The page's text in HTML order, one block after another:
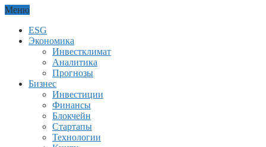
Меню
ESG
Экономика
Инвестклимат
Аналитика
Прогнозы
Бизнес
Инвестиции
Финансы
Блокчейн
Стартапы
Технологии